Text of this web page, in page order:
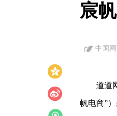
宸
中国
道道
帆电商”